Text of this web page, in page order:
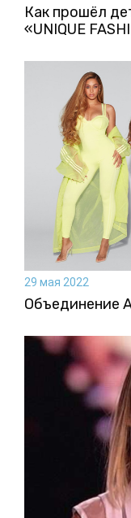
Как прошёл
«UNIQUE
29 мая 2022
Объединение